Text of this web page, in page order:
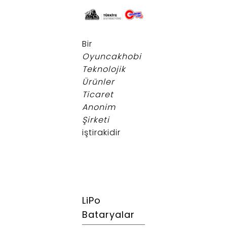
Bir
Oyuncakhobi
Teknolojik
Ürünler
Ticaret
Anonim
Şirketi
iştirakidir
LiPo
Bataryalar